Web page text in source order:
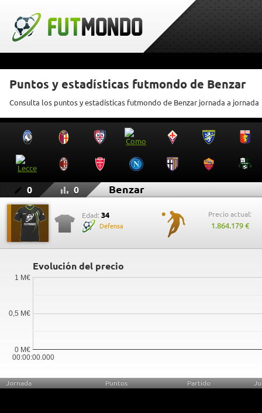
Puntos y estadísticas futmondo de Benzar
Consulta los puntos y estadísticas futmondo de Benzar jornada a jornada
0 0 Benzar
Edad: 34
Defensa
Precio actual:
1.864.179 €
Evolución del precio
00:00:00.000
0 M€
0,5 M€
1 M€
Jornada Puntos Partido